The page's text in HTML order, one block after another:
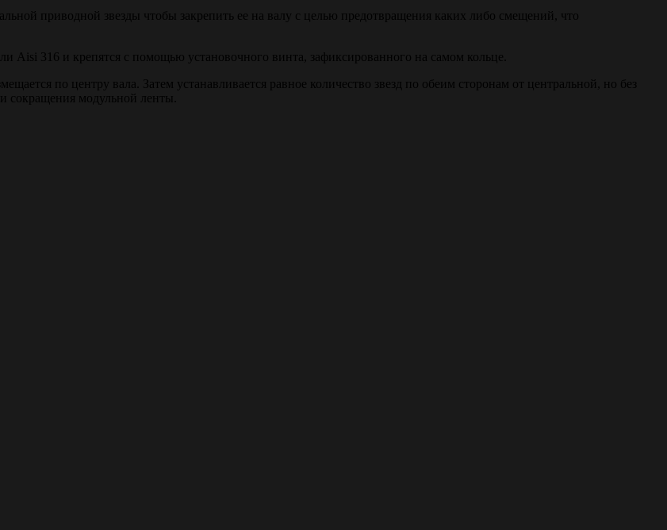
приводной звезды чтобы закрепить ее на валу с целью предотвращения каких либо смещений, что
Aisi 316 и крепятся с помощью установочного винта, зафиксированного на самом кольце.
по центру вала. Затем устанавливается равное количество звезд по обеим сторонам от центральной, но без
сокращения модульной ленты.